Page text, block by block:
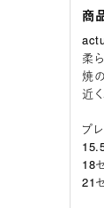
商
柔
焼
近
プ
18
21